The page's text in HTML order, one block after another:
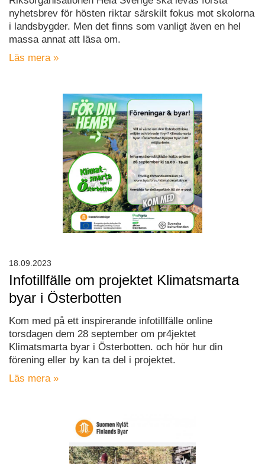
nyhetsbrev för hösten riktar särskilt fokus mot skolorna
i landsbygder. Men det finns som vanligt även en hel
massa annat att läsa om.
Läs mera »
Infotillfälle om projektet Klimatsmarta
byar i Österbotten
Kom med på ett inspirerande infotillfälle online
torsdagen dem 28 september om pr4jektet
Klimatsmarta byar i Österbotten. och hör hur din
förening eller by kan ta del i projektet.
Läs mera »
18.09.2023